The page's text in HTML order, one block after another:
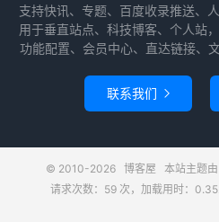
支持快讯、专题、百度收录推送、
用于垂直站点、科技博客、个人站
功能配置、会员中心、直达链接、
联系我们 
© 2010-2026 博客屋 本站主题由
请求次数：59 次，加载用时：